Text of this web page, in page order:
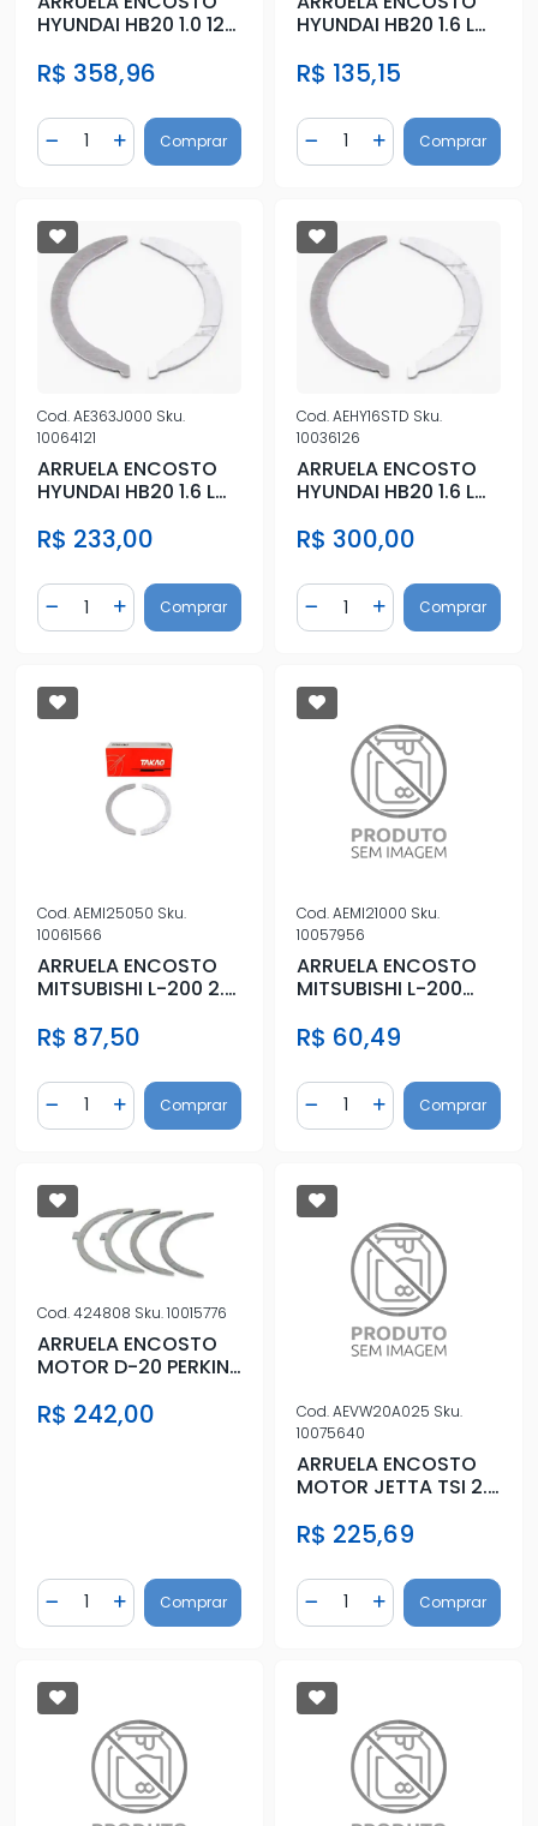
HYUNDAI HB20 1.0 12V
R$ 358,96
Diminuir Quantidade
Quantidade
Adicionar Quantidade
Comprar
HYUNDAI HB20 1.6 L
R$ 135,15
Diminuir Quantidade
Quantidade
AdicionarComprar
Cod.AE363J000 Sku.
10064121
ARRUELA ENCOSTO
HYUNDAI HB20 1.6 L
R$ 233,00
Diminuir Quantidade
Quantidade
Adicionar Quantidade
Comprar
Cod.AEHY16STD Sku.
10036126
ARRUELA ENCOSTO
HYUNDAI HB20 1.6 L
2019
R$ 300,00
Diminuir Quantidade
Quantidade
AdicionarComprar
Cod.AEMI25050 Sku.
10061566
ARRUELA ENCOSTO
MITSUBISHI L-200 2.5
R$ 87,50
Diminuir Quantidade
Quantidade
Adicionar Quantidade
Comprar
Cod.AEMI21000 Sku.
10057956
ARRUELA ENCOSTO
MITSUBISHI L-200
ACIMA
R$ 60,49
Diminuir Quantidade
Quantidade
AdicionarComprar
Cod.424808 Sku.10015776
ARRUELA ENCOSTO
MOTOR D-20 PERKINS
Q20B 4
R$ 242,00
Diminuir Quantidade
Quantidade
Adicionar Quantidade
Comprar
Cod.AEVW20A025 Sku.
10075640
ARRUELA ENCOSTO
MOTOR JETTA TSI 2.0
R$ 225,69
Diminuir Quantidade
Quantidade
AdicionarComprar